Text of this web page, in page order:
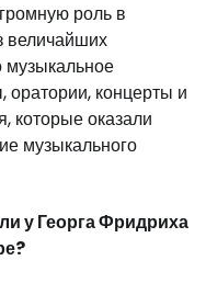
роль в
величайших
музыкальное
оратории, концерты и
которые оказали
музыкального
у Георга Фридриха